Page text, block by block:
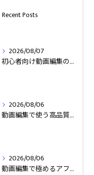
Recent Posts
2026/08/07
初心者向け動画編集の簡単テクニック
2026/08/06
動画編集で使う高品質アフターエフェクトテンプレート活用術
2026/08/06
動画編集で極めるアフターエフェクト基本技術